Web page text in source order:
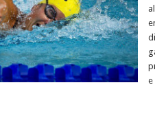
e